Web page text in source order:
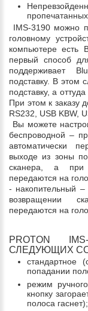
IMS-3190 можно
головному
компьютере есть
первый способ
поддерживает
подставку. В этом
подставку, а
При этом к заказу
RS232, USB KBW,
Вы можете
беспроводной –
автоматически
выходе из зоны
сканера, а при
передаются на
- накопительный
возвращении
передаются на
PROTON
СЛЕДУЮЩИХ
стандартное
попадании
режим
кнопку
полоса гаснет);